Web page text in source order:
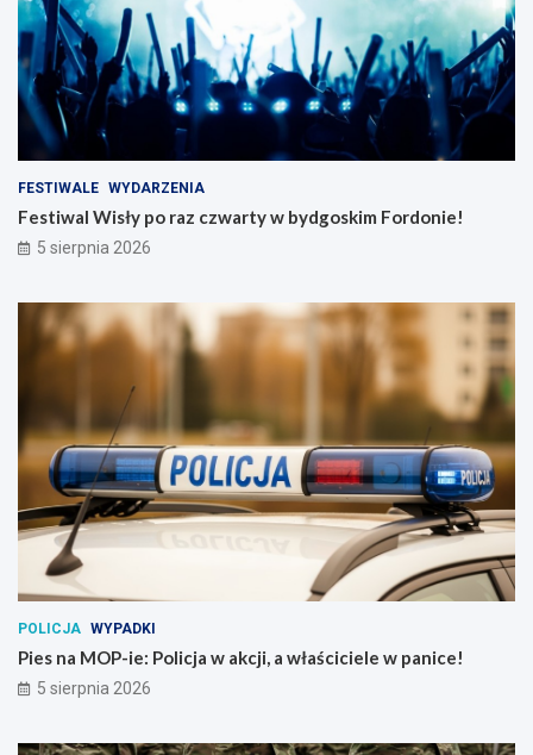
FESTIWALE WYDARZENIA
Festiwal Wisły po raz czwarty w bydgoskim Fordonie!
5 sierpnia 2026
POLICJA WYPADKI
Pies na MOP-ie: Policja w akcji, a właściciele w panice!
5 sierpnia 2026